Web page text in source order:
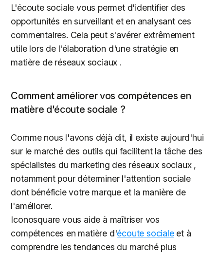
L'écoute sociale vous permet d'identifier des
opportunités en surveillant et en analysant ces
commentaires. Cela peut s'avérer extrêmement
utile lors de l'élaboration d'une stratégie en
matière de réseaux sociaux .
Comment améliorer vos compétences en
matière d'écoute sociale ?
Comme nous l'avons déjà dit, il existe aujourd'hui
sur le marché des outils qui facilitent la tâche des
spécialistes du marketing des réseaux sociaux ,
notamment pour déterminer l'attention sociale
dont bénéficie votre marque et la manière de
l'améliorer.
Iconosquare vous aide à maîtriser vos
compétences en matière d'écoute socialeet à
comprendre les tendances du marché plus